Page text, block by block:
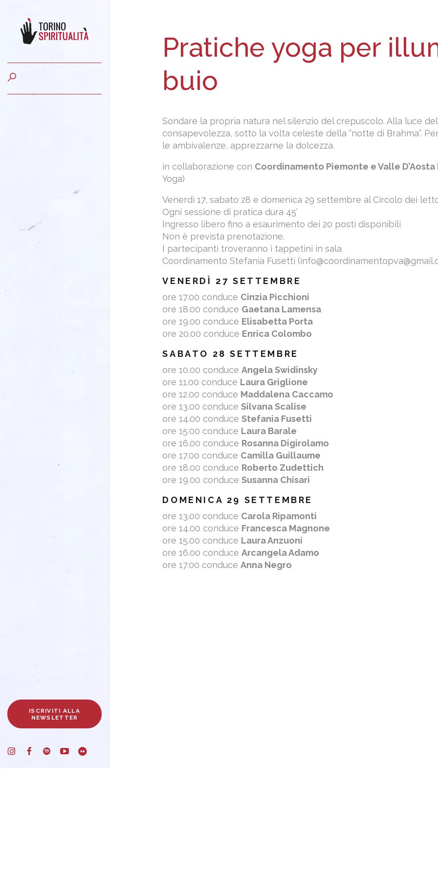
ISCRIVITI ALLA
NEWSLETTER
Pratiche yoga per
buio
Sondare la propria natura nel silenzio del crepuscolo. Alla luce
consapevolezza, sotto la volta celeste della “notte di Brahma”.
le ambivalenze, apprezzarne la dolcezza.
in collaborazione con Coordinamento Piemonte e Valle D’Aosta
Yoga)
Venerdì 17, sabato 28 e domenica 29 settembre al Circolo dei
Ogni sessione di pratica dura 45’
Ingresso libero fino a esaurimento dei 20 posti disponibili
Non è prevista prenotazione.
I partecipanti troveranno i tappetini in sala
Coordinamento Stefania Fusetti
VENERDÌ 27 SETTEMBRE
ore 17.00 conduce Cinzia Picchioni
ore 18.00 conduce Gaetana Lamensa
ore 19.00 conduce Elisabetta Porta
ore 20.00 conduce Enrica Colombo
SABATO 28 SETTEMBRE
ore 10.00 conduceAngela Swidinsky
ore 11.00 conduce Laura Griglione
ore 12.00 conduce Maddalena Caccamo
ore 13.00 conduceSilvana Scalise
ore 14.00 conduceStefania Fusetti
ore 15.00 conduce Laura Barale
ore 16.00 conduce Rosanna Digirolamo
ore 17.00 conduce Camilla Guillaume
ore 18.00 conduce Roberto Zudettich
ore 19.00 conduceSusanna Chisari
DOMENICA 29 SETTEMBRE
ore 13.00 conduce Carola Ripamonti
ore 14.00 conduce Francesca Magnone
ore 15.00 conduce Laura Anzuoni
ore 16.00 conduceArcangela Adamo
ore 17.00 conduceAnna Negro